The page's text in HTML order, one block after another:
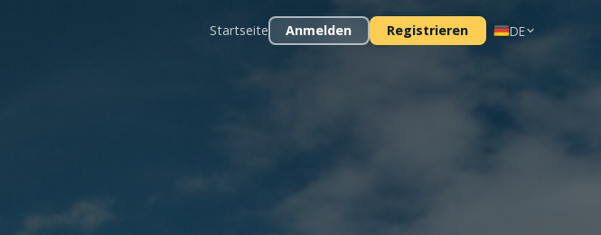
Startseite Anmelden Registrieren DE